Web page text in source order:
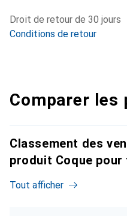
Droit de retour de 30 jours
Conditions de retour
Comparer les
Classement des
produit Coque
Tout afficher